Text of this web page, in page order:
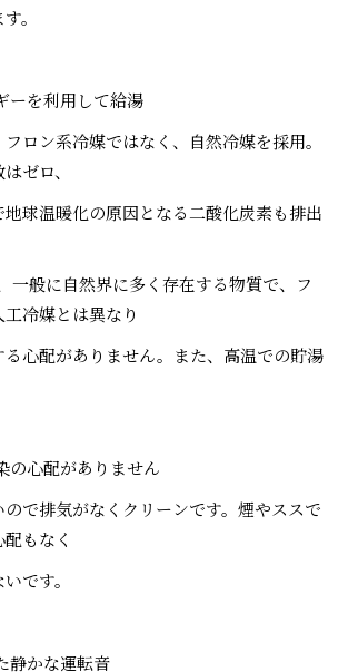
。
ーを利用して給湯
ロン系冷媒ではなく、自然冷媒を採用。
ゼロ、
球温暖化の原因となる二酸化炭素も排出
般に自然界に多く存在する物質で、フ
冷媒とは異なり
心配がありません。また、高温での貯湯
の心配がありません
で排気がなくクリーンです。煙やススで
もなく
です。
静かな運転音